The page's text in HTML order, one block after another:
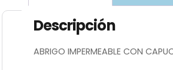
Descripción
ABRIGO IMPERMEABLE CON